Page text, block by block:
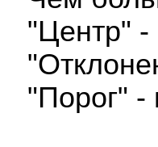
"Центр" -
"Порог" -